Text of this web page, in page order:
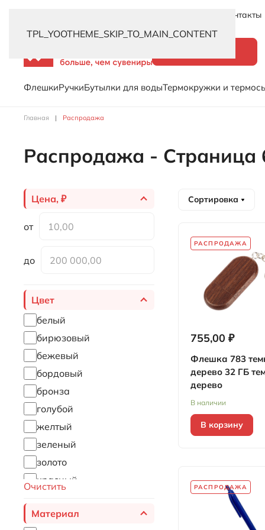
TPL_YOOTHEME_SKIP_TO_MAIN_CONTENT
Контакты
ФлешкиРучкиБутылки для водыТермокружки и
Главная Распродажа
Распродажа - Страница
Цена, ₽
от
до
Цвет
белый
бирюзовый
бежевый
бордовый
бронза
голубой
желтый
зеленый
золото
красный
натуральный
Очистить
Материал
Сортировка
РАСПРОДАЖА
755,00 ₽
Флешка 783
дерево 32 ГБ
дерево
В наличии
В корзину
РАСПРОДАЖА